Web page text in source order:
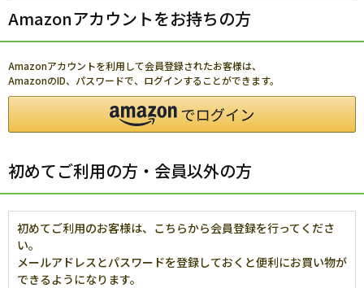
Amazonアカウントをお持ちの方
Amazonアカウントを利用して会員登録されたお客様は、
AmazonのID、パスワードで、ログインすることができます。
初めてご利用の方・会員以外の方
初めてご利用のお客様は、こちらから会員登録を行ってくださ
い。
メールアドレスとパスワードを登録しておくと便利にお買い物が
できるようになります。